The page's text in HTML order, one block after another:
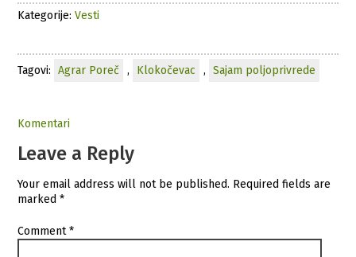
Kategorije:Vesti
Tagovi: Agrar Poreč , Klokočevac , Sajam poljoprivrede
Komentari
Leave a Reply
Your email address will not be published. Required fields are
marked*
Comment*